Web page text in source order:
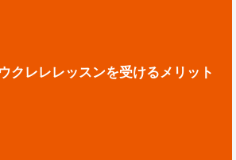
クレレレッスンを受けるメリット